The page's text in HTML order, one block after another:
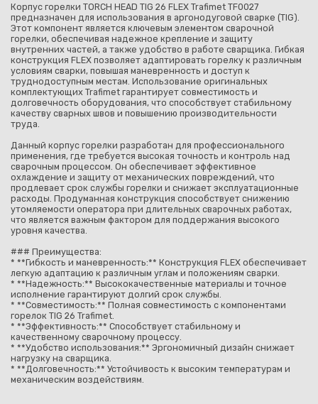
Корпус горелки TORCH HEAD TIG 26 FLEX Trafimet TF0027
предназначен для использования в аргонодуговой сварке (TIG).
Этот компонент является ключевым элементом сварочной
горелки, обеспечивая надежное крепление и защиту
внутренних частей, а также удобство в работе сварщика. Гибкая
конструкция FLEX позволяет адаптировать горелку к различным
условиям сварки, повышая маневренность и доступ к
труднодоступным местам. Использование оригинальных
комплектующих Trafimet гарантирует совместимость и
долговечность оборудования, что способствует стабильному
качеству сварных швов и повышению производительности
труда.
Данный корпус горелки разработан для профессионального
применения, где требуется высокая точность и контроль над
сварочным процессом. Он обеспечивает эффективное
охлаждение и защиту от механических повреждений, что
продлевает срок службы горелки и снижает эксплуатационные
расходы. Продуманная конструкция способствует снижению
утомляемости оператора при длительных сварочных работах,
что является важным фактором для поддержания высокого
уровня качества.
### Преимущества:
* **Гибкость и маневренность:** Конструкция FLEX обеспечивает
легкую адаптацию к различным углам и положениям сварки.
* **Надежность:** Высококачественные материалы и точное
исполнение гарантируют долгий срок службы.
* **Совместимость:** Полная совместимость с компонентами
горелок TIG 26 Trafimet.
* **Эффективность:** Способствует стабильному и
качественному сварочному процессу.
* **Удобство использования:** Эргономичный дизайн снижает
нагрузку на сварщика.
* **Долговечность:** Устойчивость к высоким температурам и
механическим воздействиям.